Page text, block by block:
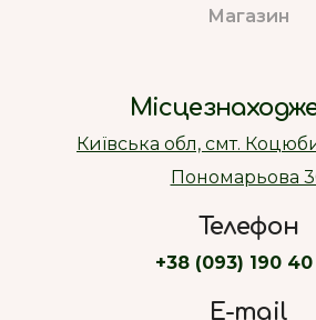
Магазин
Київська обл, смт.
Пономарьова
Телефон
+38 (093) 190
E-mail